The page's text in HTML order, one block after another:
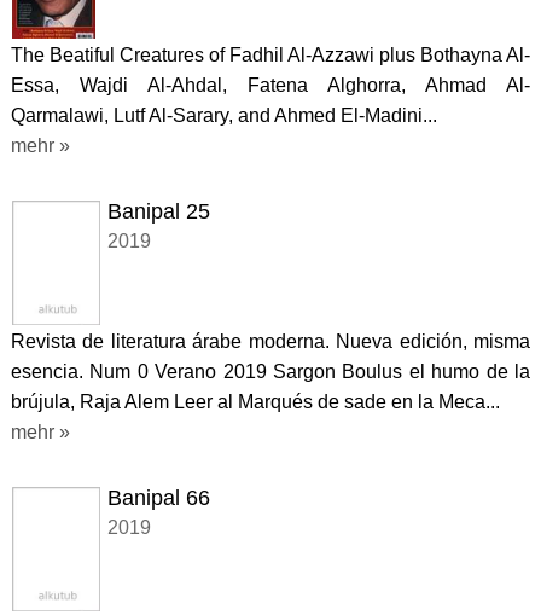
The Beatiful Creatures of Fadhil Al-Azzawi plus Bothayna Al-
Essa, Wajdi Al-Ahdal, Fatena Alghorra, Ahmad Al-
Qarmalawi, Lutf Al-Sarary, and Ahmed El-Madini...
mehr »
Banipal 25
2019
Revista de literatura árabe moderna. Nueva edición, misma
esencia. Num 0 Verano 2019 Sargon Boulus el humo de la
brújula, Raja Alem Leer al Marqués de sade en la Meca...
mehr »
Banipal 66
2019